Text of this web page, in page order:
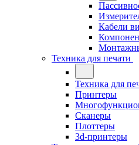
Кабели
Техника для печати
Техника для
Принтеры
Сканеры
Плоттеры
3d-принтеры